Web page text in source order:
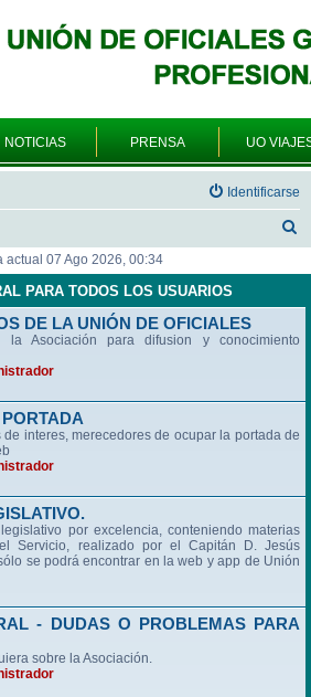
NOTICIAS PRENSA UO
Identificarse
c
actual 07 Ago 2026, 00:34
PARA TODOS LOS USUARIOS
DE LA UNIÓN DE OFICIALES
la Asociación para difusion y conocimiento
de interes, merecedores de ocupar la portada de
por excelencia, conteniendo materias
Servicio, realizado por el Capitán D. Jesús
se podrá encontrar en la web y app de Unión
- DUDAS O PROBLEMAS PARA
sobre la Asociación.